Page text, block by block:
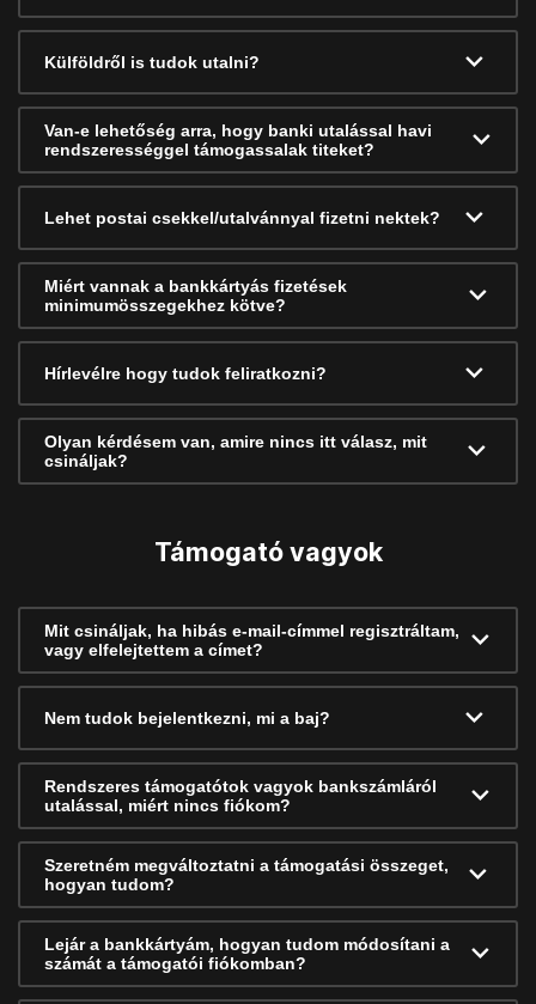
Külföldről is tudok utalni?
Van-e lehetőség arra, hogy banki utalással havi
rendszerességgel támogassalak titeket?
Lehet postai csekkel/utalvánnyal fizetni nektek?
Miért vannak a bankkártyás fizetések
minimumösszegekhez kötve?
Hírlevélre hogy tudok feliratkozni?
Olyan kérdésem van, amire nincs itt válasz, mit
csináljak?
Támogató vagyok
Mit csináljak, ha hibás e-mail-címmel regisztráltam,
vagy elfelejtettem a címet?
Nem tudok bejelentkezni, mi a baj?
Rendszeres támogatótok vagyok bankszámláról
utalással, miért nincs fiókom?
Szeretném megváltoztatni a támogatási összeget,
hogyan tudom?
Lejár a bankkártyám, hogyan tudom módosítani a
számát a támogatói fiókomban?